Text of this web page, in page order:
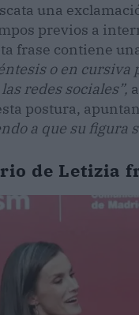
una
previos a
frase contiene
o en
redes sociales”,
postura,
a que su figura
de Letizia